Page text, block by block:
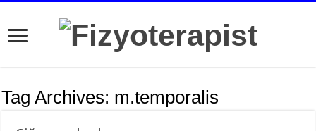
Tag Archives: m.temporalis